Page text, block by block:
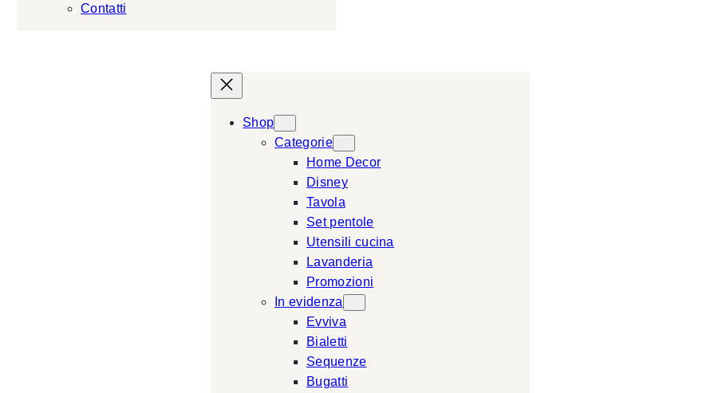
Contatti
Shop
Categorie
Home Decor
Disney
Tavola
Set pentole
Utensili cucina
Lavanderia
Promozioni
In evidenza
Evviva
Bialetti
Sequenze
Bugatti